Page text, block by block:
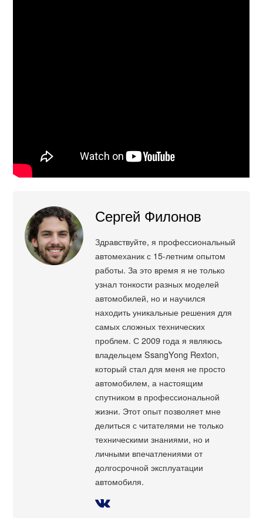
Сергей Филонов
Здравствуйте, я профессиональный
автомеханик с 15-летним опытом
работы. За это время я не только
узнал тонкости разных моделей
автомобилей, но и научился
находить уникальные решения для
самых сложных технических
проблем. С 2009 года я являюсь
владельцем SsangYong Rexton,
который стал для меня не просто
автомобилем, а настоящим
спутником в профессиональной
жизни. Этот опыт позволяет мне
делиться с читателями не только
техническими знаниями, но и
личными впечатлениями от
долгосрочной эксплуатации
автомобиля.